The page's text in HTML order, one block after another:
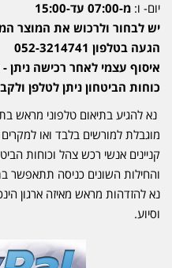
יום- ו: מ-07:00 עד-15:00
יש לבחור ולרכוש את המוצר
הגעה בטלפון 052-3214741
איסוף עצמי לאחר רכישה
כוחות הביטחון ניתן לטלפן
נא להגיע בתיאום טלפוני מראש
מוגבלת למורשים בלבד ואו למקרים
קניינים אנשי רכש צהל וכוחות
והחילות השונים כניסה תתאפשר
נא להזדהות מראש מאיזה ארגון
וסיוע.